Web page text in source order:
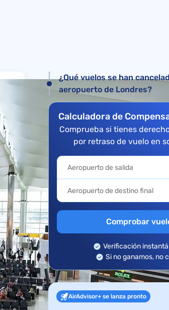
¿Qué vuelos se han
aeropuerto de Londres?
Calculadora de
Comprueba si tienes
por retraso de vuelo en
Comprobar
Verificación
Si no ganamos, no
AirAdvisor+ se lanza pronto